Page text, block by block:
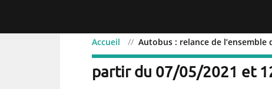
Accueil Autobus : relance de l’ensemble
Autobus : relance de
partir du 07/05/2021 et